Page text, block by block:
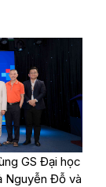
GS Đại học
Nguyễn Đỗ và